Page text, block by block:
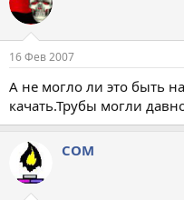
16 Фев 2007
А не могло ли это быть
качать.Трубы могли
COM